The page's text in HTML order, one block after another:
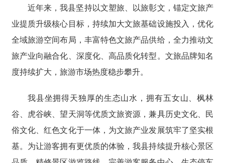
近年来，我县坚持以文塑旅、以旅彰文，锚定文旅产
业提质升级核心目标，持续加大文旅基础设施投入，优化
全域旅游空间布局，丰富特色文旅产品供给，全力推动文
旅产业向融合化、深度化、高品质化转型。文旅品牌知名
度持续扩大，旅游市场热度稳步攀升。
我县坐拥得天独厚的生态山水，拥有五女山、枫林
谷、虎谷峡、望天洞等优质文旅资源，兼具历史文化、民
俗文化、红色文化于一体，为文旅产业发展筑牢了坚实根
基。为让游客拥有更优质的体验，我县持续提升核心景区